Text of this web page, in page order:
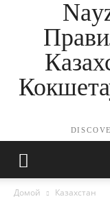
Домой Казахстан